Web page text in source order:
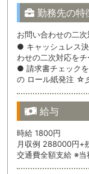
勤務先の特
お問い合わせの二
● キャッシュレス
わせの二次対応を
● 請求書チェック
の ロール紙発注 ☆
給与
時給 1800円
月収例 288000円+
交通費全額支給 ※当